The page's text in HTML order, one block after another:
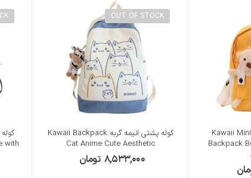
کوله پشتی انیمه خرس Kawaii Mini
Backpack
OUT OF STOCK
کوله پشتی انیمه گربه Kawaii Backpack
Cat Anime Cute Aesthetic
۸,۵۳۳,۰۰۰ تومان
with